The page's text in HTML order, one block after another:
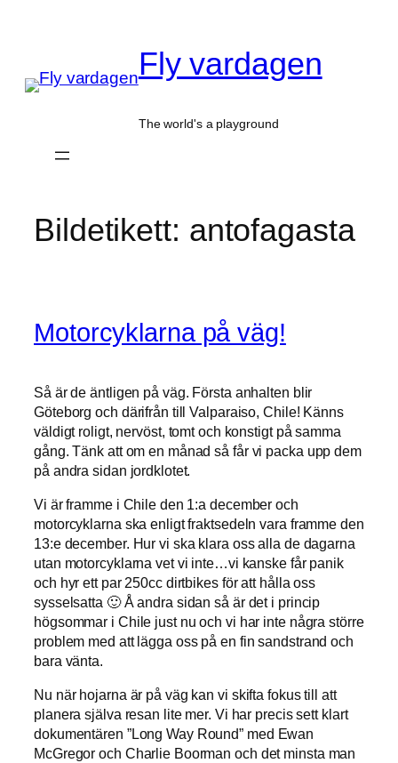
Fly vardagen
The world's a playground
Bildetikett: antofagasta
Motorcyklarna på väg!
Så är de äntligen på väg. Första anhalten blir
Göteborg och därifrån till Valparaiso, Chile! Känns
väldigt roligt, nervöst, tomt och konstigt på samma
gång. Tänk att om en månad så får vi packa upp dem
på andra sidan jordklotet.
Vi är framme i Chile den 1:a december och
motorcyklarna ska enligt fraktsedeln vara framme den
13:e december. Hur vi ska klara oss alla de dagarna
utan motorcyklarna vet vi inte…vi kanske får panik
och hyr ett par 250cc dirtbikes för att hålla oss
sysselsatta 🙂 Å andra sidan så är det i princip
högsommar i Chile just nu och vi har inte några större
problem med att lägga oss på en fin sandstrand och
bara vänta.
Nu när hojarna är på väg kan vi skifta fokus till att
planera själva resan lite mer. Vi har precis sett klart
dokumentären ”Long Way Round” med Ewan
McGregor och Charlie Boorman och det minsta man